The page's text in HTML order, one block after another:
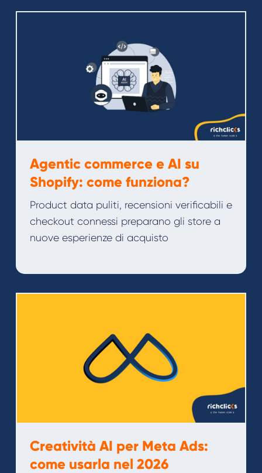
Agentic commerce e AI su
Shopify: come funziona?
Product data puliti, recensioni verificabili e
checkout connessi preparano gli store a
nuove esperienze di acquisto
Creatività AI per Meta Ads:
come usarla nel 2026